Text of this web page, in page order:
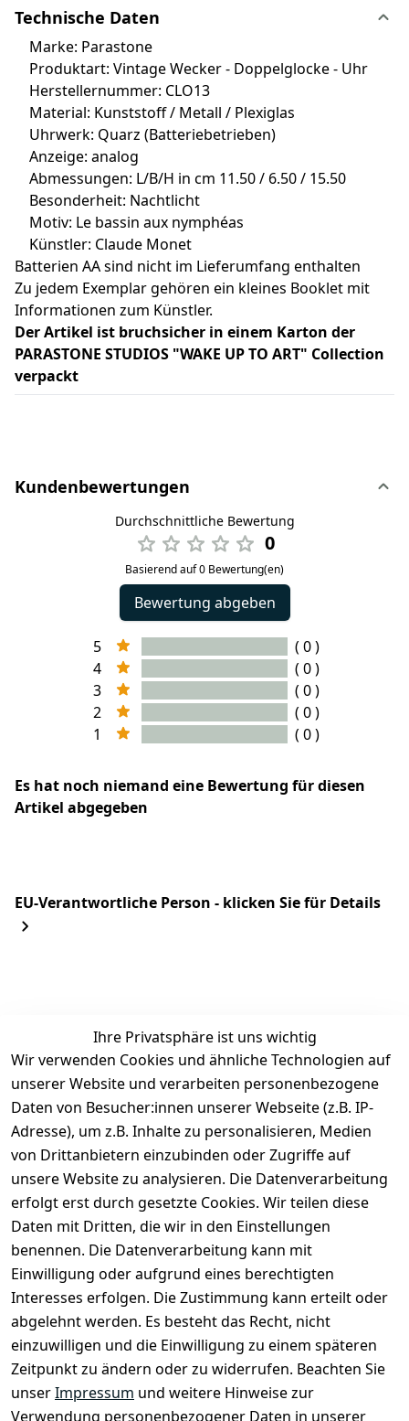
Technische Daten
Marke: Parastone
Produktart: Vintage Wecker - Doppelglocke - Uhr
Herstellernummer: CLO13
Material: Kunststoff / Metall / Plexiglas
Uhrwerk: Quarz (Batteriebetrieben)
Anzeige: analog
Abmessungen: L/B/H in cm 11.50 / 6.50 / 15.50
Besonderheit: Nachtlicht
Motiv: Le bassin aux nymphéas
Künstler: Claude Monet
Batterien AA sind nicht im Lieferumfang enthalten
Zu jedem Exemplar gehören ein kleines Booklet mit
Informationen zum Künstler.
Der Artikel ist bruchsicher in einem Karton der
PARASTONE STUDIOS "WAKE UP TO ART" Collection
verpackt
Kundenbewertungen
Durchschnittliche Bewertung
0
Basierend auf 0 Bewertung(en)
Bewertung abgeben
5
( 0 )
4
( 0 )
3
( 0 )
2
( 0 )
1
( 0 )
Es hat noch niemand eine Bewertung für diesen
Artikel abgegeben
EU-Verantwortliche Person - klicken Sie für Details
Ihre Privatsphäre ist uns wichtig
Wir verwenden Cookies und ähnliche Technologien auf
unserer Website und verarbeiten personenbezogene
Daten von Besucher:innen unserer Webseite (z.B. IP-
Adresse), um z.B. Inhalte zu personalisieren, Medien
von Drittanbietern einzubinden oder Zugriffe auf
unsere Website zu analysieren. Die Datenverarbeitung
erfolgt erst durch gesetzte Cookies. Wir teilen diese
Daten mit Dritten, die wir in den Einstellungen
benennen. Die Datenverarbeitung kann mit
Einwilligung oder aufgrund eines berechtigten
Interesses erfolgen. Die Zustimmung kann erteilt oder
abgelehnt werden. Es besteht das Recht, nicht
einzuwilligen und die Einwilligung zu einem späteren
Zeitpunkt zu ändern oder zu widerrufen. Beachten Sie
unserImpressum und weitere Hinweise zur
Verwendung personenbezogener Daten in unserer
Rechtliches
Impressum
AGB
Datenschutze
rklärung
Widerrufsbe
lehrung
Muster-
Widerrufsfo
rmular
Barrierefreihe
itserklärung
Kontakt
Kontakt
Registrieren